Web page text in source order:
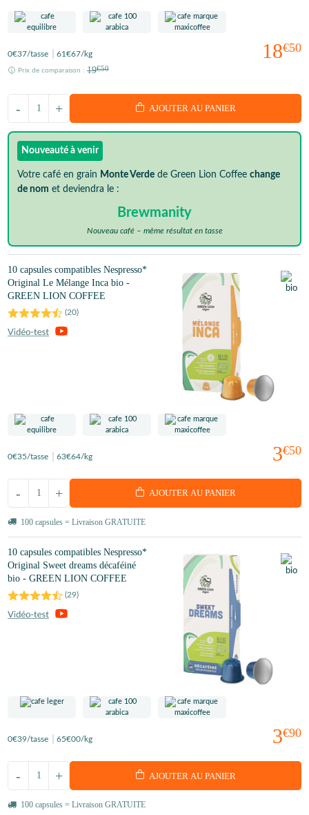
18€50
0€37/tasse 61€67/kg
Prix de comparaison : 19€50
+
- AJOUTER AU PANIER
Nouveauté à venir
Votre café en grain Monte Verde de Green Lion Coffee change
de nom et deviendra le :
Brewmanity
Nouveau café – même résultat en tasse
10 capsules compatibles Nespresso*
Original Le Mélange Inca bio -
GREEN LION COFFEE
(20)
3€50
0€35/tasse 63€64/kg
+
- AJOUTER AU PANIER
100 capsules = Livraison GRATUITE
10 capsules compatibles Nespresso*
Original Sweet dreams décaféiné
bio - GREEN LION COFFEE
(29)
3€90
0€39/tasse 65€00/kg
+
- AJOUTER AU PANIER
100 capsules = Livraison GRATUITE